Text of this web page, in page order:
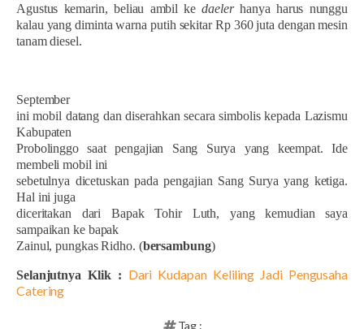
Agustus kemarin, beliau ambil kedaelerhanya harus nunggu
kalau yang diminta warna putih sekitar Rp 360 juta dengan mesin
tanam diesel.
September
ini mobil datang dan diserahkan secara simbolis kepada Lazismu
Kabupaten
Probolinggo saat pengajian Sang Surya yang keempat. Ide
membeli mobil ini
sebetulnya dicetuskan pada pengajian Sang Surya yang ketiga.
Hal ini juga
diceritakan dari Bapak Tohir Luth, yang kemudian saya
sampaikan ke bapak
Zainul, pungkas Ridho. (bersambung)
Selanjutnya Klik : Dari Kudapan Keliling Jadi Pengusaha
Catering
Tag :